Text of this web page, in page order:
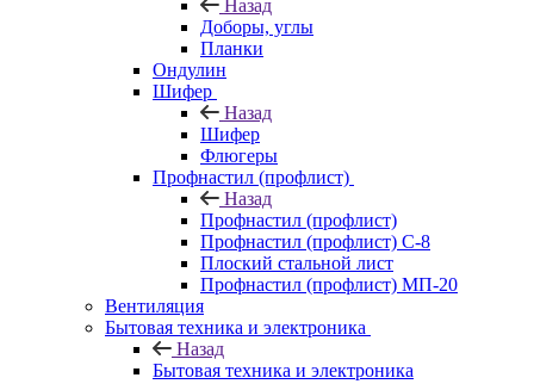
Назад
Доборы, углы
Планки
Ондулин
Шифер
Назад
Шифер
Флюгеры
Профнастил (профлист)
Назад
Профнастил (профлист)
Профнастил (профлист) С-8
Плоский стальной лист
Профнастил (профлист) МП-20
Вентиляция
Бытовая техника и электроника
Назад
Бытовая техника и электроника